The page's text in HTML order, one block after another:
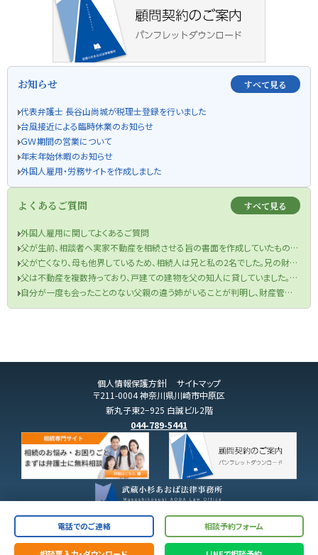
お知らせ すべて見る
代表弁護士 長谷山尚城が税理士登録を行いました
台風接近による臨時休業のお知らせ
ＧＷ期間の営業について
年末年始休暇のお知らせ
外国人雇用・労務サイトを作成しました
よくあるご質問 すべて見る
外国人雇用に関してよくあるご質問
父が生前、相談者へ実家不動産を相続させる旨の書面を作成していたものの、当該書面が遺言書の要件を満たしていなかった件
父が亡くなり、母も他界しているため、相続人は兄と私の2名でした。兄の財産目録を信じて遺産分割協議を行い、半分の金銭を受け取りました。兄が相続税申告も済ませてくれたため、手続きは終了したと思っていました。しかし、先月税務署から、父の口座から兄が1000万円を自分の口座に移していたと判明し、その金額を相続財産に加え、修正申告と追加の相続税を支払うよう求められました。取り分を主張できるのか、また追加の相続税を支払う必要があるのでしょうか？
父は不動産を複数持っており、戸建ての建物を父の知人に貸していました。役所から連絡があり、どうやら半年ほど前に賃借人が亡くなっており、現在、空き家になってしまっているということでした。まずは、賃借人の相続人に連絡をするよう言われましたが、役所は相続人の連絡先を教えてくれませんでした。私は賃借人の方と一度もお会いしたことがなく、相続人ももちろん把握していません。どうすればよいですか？
自分が一度も会ったことのない父親の違う姉がいることが判明し、財産管理能力もないことが分かったのですが、どうしたらよいですか？
〒211-0004 神奈川県川崎市中原区
新丸子東2−925 白誠ビル2階
044-789-5441
個人情報保護方針 サイトマップ
電話でのご連絡 相談予約フォーム